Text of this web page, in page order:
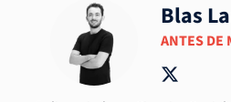
Blas
ANTES DE